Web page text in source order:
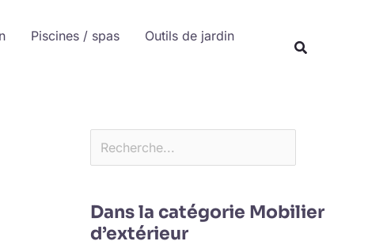
Piscines / spas
Outils de jardin
Dans la catégorie Mobilier
d’extérieur